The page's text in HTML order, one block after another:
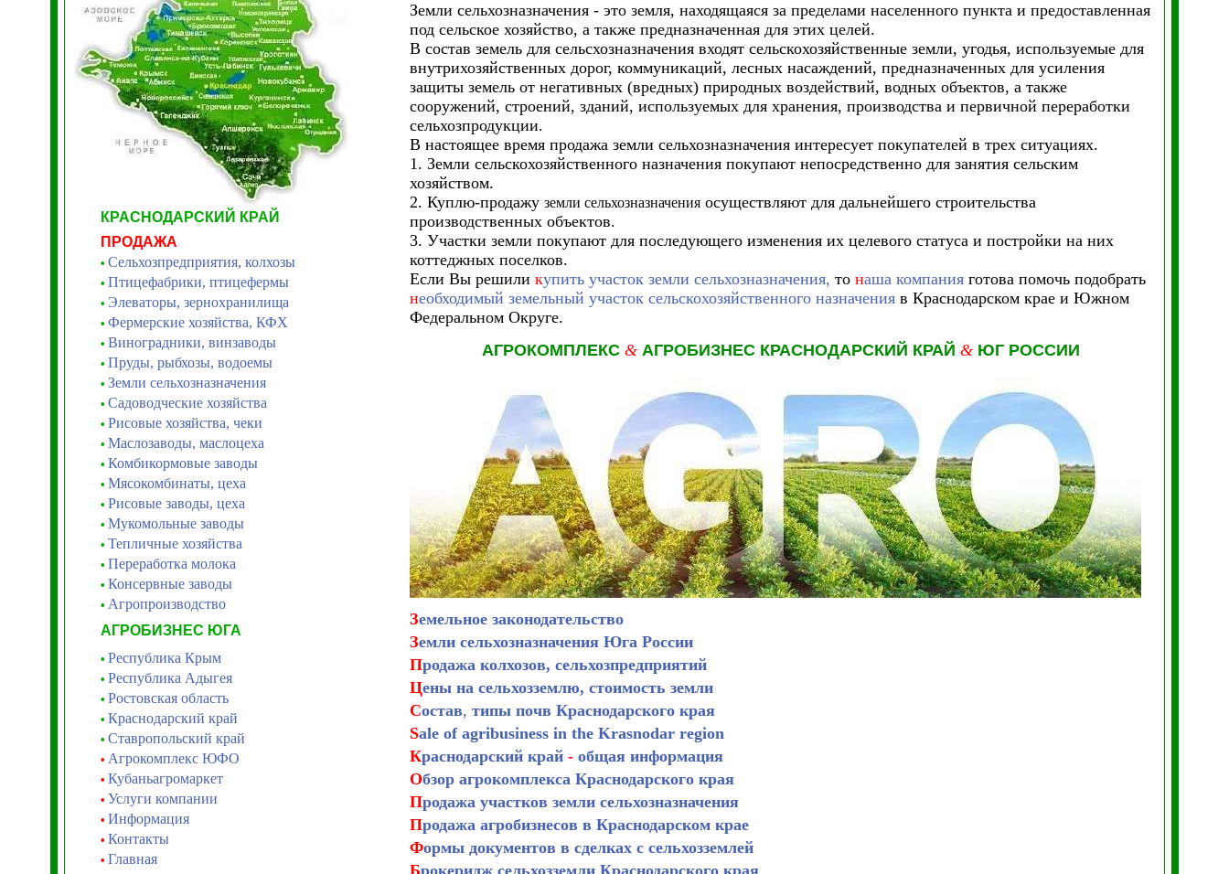
КРАСНОДАРСКИЙ КРАЙ
ПРОДАЖА
• Сельхозпредприятия, колхозы
• Птицефабрики, птицефермы
• Элеваторы, зернохранилища
• Фермерские хозяйства, КФХ
• Виноградники, винзаводы
• Пруды, рыбхозы, водоемы
• Земли сельхозназначения
• Садоводческие хозяйства
• Рисовые хозяйства, чеки
• Маслозаводы, маслоцеха
• Комбикормовые заводы
• Мясокомбинаты, цеха
• Рисовые заводы, цеха
• Мукомольные заводы
• Тепличные хозяйства
• Переработка молока
• Консервные заводы
• Агропроизводство
АГРОБИЗНЕС ЮГА
• Республика Крым
• Республика Адыгея
• Ростовская область
• Краснодарский край
• Ставропольский край
• Агрокомплекс ЮФО
• Кубаньагромаркет
• Услуги компании
• Информация
• Контакты
• Главная
Земли сельхозназначения - это земля, находящаяся за пределами населенного пункта и предоставленная
под сельское хозяйство, а также предназначенная для этих целей.
В состав земель для сельсхозназначения входят сельскохозяйственные земли, угодья, используемые для
внутрихозяйственных дорог, коммуникаций, лесных насаждений, предназначенных для усиления
защиты земель от негативных (вредных) природных воздействий, водных объектов, а также
сооружений, строений, зданий, используемых для хранения, производства и первичной переработки
сельхозпродукции.
В настоящее время продажа земли сельхозназначения интересует покупателей в трех ситуациях.
1. Земли сельскохозяйственного назначения покупают непосредственно для занятия сельским
хозяйством.
2. Куплю-продажу земли сельхозназначения осуществляют для дальнейшего строительства
производственных объектов.
3. Участки земли покупают для последующего изменения их целевого статуса и постройки на них
коттеджных поселков.
Если Вы решили купить участок земли сельхозназначения, то наша компания готова помочь подобрать
необходимый земельный участок сельскохозяйственного назначения в Краснодарском крае и Южном
Федеральном Округе.
АГРОКОМПЛЕКС & АГРОБИЗНЕС КРАСНОДАРСКИЙ КРАЙ & ЮГ РОССИИ
Земельное законодательство
Земли сельхозназначения Юга России
Продажа колхозов, сельхозпредприятий
Цены на сельхозземлю, стоимость земли
Состав, типы почв Краснодарского края
Sale of agribusiness in the Krasnodar region
Краснодарский край - общая информация
Обзор агрокомплекса Краснодарского края
Продажа участков земли сельхозназначения
Продажа агробизнесов в Краснодарском крае
Формы документов в сделках с сельхозземлей
Брокеридж сельхозземли Краснодарского края